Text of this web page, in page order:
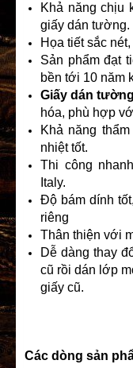
Khả năng chịu
giấy dán tường.
Họa tiết sắc
Sản phẩm đạt
bền tới 10 năm
Giấy dán
hóa, phù hợp
Khả năng
nhiệt tốt.
Thi công
Italy.
Độ bám dính
riêng
Thân thiện với
Dễ dàng thay
cũ rồi dán lớp
giấy cũ.
Các dòng sản